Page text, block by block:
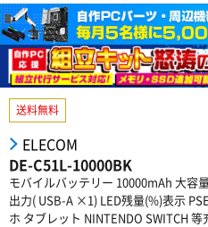
送料無料
ELECOM
DE-C51L-10000BK
モバイルバッテリー 10000mAh 大容
出力( USB-A ×1) LED残量(%)表示
ホ タブレット NINTENDO SWITCH